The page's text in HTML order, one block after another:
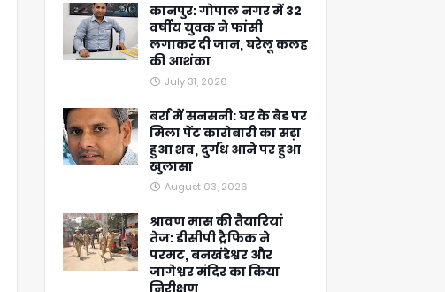
कानपुर: गोपाल नगर में 32
वर्षीय युवक ने फांसी
लगाकर दी जान, घरेलू कलह
की आशंका
July 31, 2026
बर्रा में सनसनी: घर के बेड पर
मिला पेंट कारोबारी का सड़ा
हुआ शव, दुर्गंध आने पर हुआ
खुलासा
August 03, 2026
श्रावण मास की तैयारियां
तेज: डीसीपी ट्रैफिक ने
परमट, बनखंडेश्वर और
जागेश्वर मंदिर का किया
निरीक्षण